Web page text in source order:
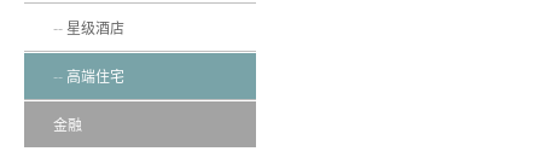
星级酒店
高端住宅
金融